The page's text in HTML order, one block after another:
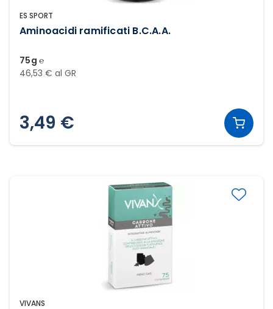
ES SPORT
Aminoacidi ramificati B.C.A.A.
75g ℮
46,53 € al GR
3,49 €
VIVANS